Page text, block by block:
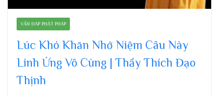
VẤN ĐÁP PHẬT PHÁP
Lúc Khó Khăn Nhớ Niệm Câu Này
Linh Ứng Vô Cùng | Thầy Thích Đạo
Thịnh